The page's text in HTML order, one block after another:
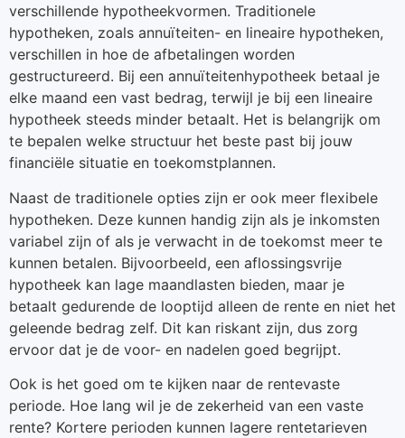
verschillende hypotheekvormen. Traditionele
hypotheken, zoals annuïteiten- en lineaire hypotheken,
verschillen in hoe de afbetalingen worden
gestructureerd. Bij een annuïteitenhypotheek betaal je
elke maand een vast bedrag, terwijl je bij een lineaire
hypotheek steeds minder betaalt. Het is belangrijk om
te bepalen welke structuur het beste past bij jouw
financiële situatie en toekomstplannen.
Naast de traditionele opties zijn er ook meer flexibele
hypotheken. Deze kunnen handig zijn als je inkomsten
variabel zijn of als je verwacht in de toekomst meer te
kunnen betalen. Bijvoorbeeld, een aflossingsvrije
hypotheek kan lage maandlasten bieden, maar je
betaalt gedurende de looptijd alleen de rente en niet het
geleende bedrag zelf. Dit kan riskant zijn, dus zorg
ervoor dat je de voor- en nadelen goed begrijpt.
Ook is het goed om te kijken naar de rentevaste
periode. Hoe lang wil je de zekerheid van een vaste
rente? Kortere perioden kunnen lagere rentetarieven